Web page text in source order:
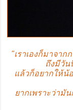
"เราเองก็มาจาก
ถึงมีวัน
แล้วก็อยากให้น้
ยากเพราะว่ามั